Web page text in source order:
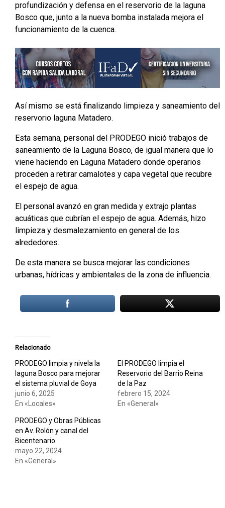
profundización y defensa en el reservorio de la laguna
Bosco que, junto a la nueva bomba instalada mejora el
funcionamiento de la cuenca.
Así mismo se está finalizando limpieza y saneamiento del
reservorio laguna Matadero.
Esta semana, personal del PRODEGO inició trabajos de
saneamiento de la Laguna Bosco, de igual manera que lo
viene haciendo en Laguna Matadero donde operarios
proceden a retirar camalotes y capa vegetal que recubre
el espejo de agua.
El personal avanzó en gran medida y extrajo plantas
acuáticas que cubrían el espejo de agua. Además, hizo
limpieza y desmalezamiento en general de los
alrededores.
De esta manera se busca mejorar las condiciones
urbanas, hídricas y ambientales de la zona de influencia.
Relacionado
PRODEGO limpia y nivela la
laguna Bosco para mejorar
el sistema pluvial de Goya
junio 6, 2025
En «Locales»
El PRODEGO limpia el
Reservorio del Barrio Reina
de la Paz
febrero 15, 2024
En «General»
PRODEGO y Obras Públicas
en Av. Rolón y canal del
Bicentenario
mayo 22, 2024
En «General»